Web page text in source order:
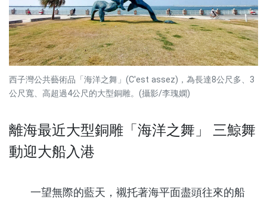
西子灣公共藝術品「海洋之舞」(C'est assez)，為長達8公尺多、3
公尺寬、高超過4公尺的大型銅雕。(攝影/李瑰嫻)
離海最近大型銅雕「海洋之舞」 三鯨舞
動迎大船入港
一望無際的藍天，襯托著海平面盡頭往來的船